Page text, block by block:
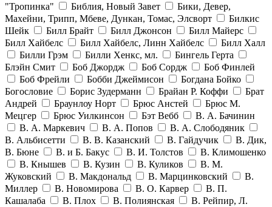
"Тропинка" Библия, Новый Завет
Бики, Девер,
Махейни, Трипп, Мбеве, Дункан, Томас, Элсворт
Билкис
Шейк
Билл Брайт Билл Джонсон
Билл Майерс
Билл Хайбелс
Билл Хайбелс, Линн Хайбелс
Билл Халл
Билли Грэм
Билли Хенкс, мл.
Бингель Герта
Блэйн Смит
Боб Джордж Боб Сордж
Боб Финлей
Боб Фрейли
Бобби Джеймисон
Богдана Бойко
Богословие
Борис Зудерманн Брайан Р. Коффи
Брат
Андрей
Браунлоу Норт Брюс Анстей
Брюс М.
Мецгер
Брюс Уилкинсон Бэт Вебб
В. А. Бачинин
В. А. Маркевич
В. А. Попов
В. А. Слободяник
В. Альбисетти
В. В. Казанский В. Гайдучик
В. Дик,
В. Бюне
В. и Б. Бакус В. И. Толстов
В. Климошенко
В. Кнышев
В. Кузин В. Куликов
В. М.
Жуковский
В. Макдональд В. Марцинковский
В.
Миллер
В. Новомирова В. О. Карвер
В. П.
Кашалаба
В. Плох В. Полиянская
В. Рейпир, Л.